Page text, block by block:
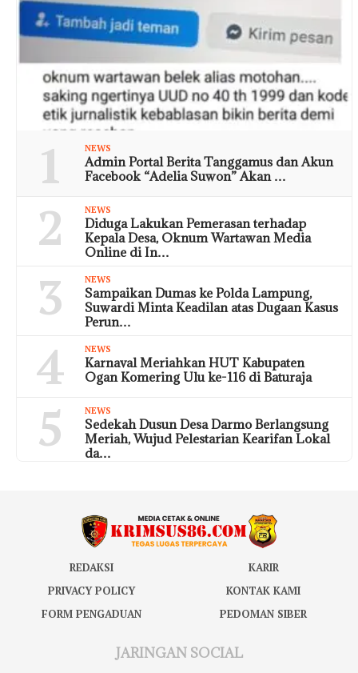
1 NEWS
Admin Portal Berita Tanggamus dan Akun
Facebook “Adelia Suwon” Akan …
2 NEWS
Diduga Lakukan Pemerasan terhadap
Kepala Desa, Oknum Wartawan Media
Online di In…
3 NEWS
Sampaikan Dumas ke Polda Lampung,
Suwardi Minta Keadilan atas Dugaan Kasus
Perun…
4 NEWS
Karnaval Meriahkan HUT Kabupaten
Ogan Komering Ulu ke-116 di Baturaja
5 NEWS
Sedekah Dusun Desa Darmo Berlangsung
Meriah, Wujud Pelestarian Kearifan Lokal
da…
REDAKSI
KARIR
PRIVACY POLICY
KONTAK KAMI
FORM PENGADUAN
PEDOMAN SIBER
JARINGAN SOCIAL